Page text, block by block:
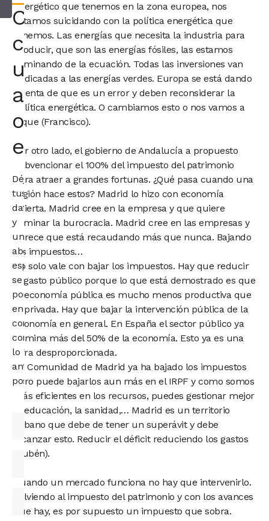
energético que tenemos en la zona europea, nos
estamos suicidando con la política energética que
tenemos. Las energías que necesita la industria para
producir, que son las energías fósiles, las estamos
eliminando de la ecuación. Todas las inversiones van
dedicadas a las energías verdes. Europa se está dando
cuenta de que es un error y deben reconsiderar la
política energética. O cambiamos esto o nos vamos a
pique (Francisco).
Por otro lado, el gobierno de Andalucía a propuesto
subvencionar el 100% del impuesto del patrimonio
para atraer a grandes fortunas. ¿Qué pasa cuando una
región hace estos? Madrid lo hizo con economía
abierta. Madrid cree en la empresa y que quiere
eliminar la burocracia. Madrid cree en las empresas y
parece que está recaudando más que nunca. Bajando
los impuestos…
No solo vale con bajar los impuestos. Hay que reducir
el gasto público porque lo que está demostrado es que
la economía pública es mucho menos productiva que
la privada. Hay que bajar la intervención pública de la
economía en general. En España el sector público ya
domina más del 50% de la economía. Esto ya es una
cifra desproporcionada.
La Comunidad de Madrid ya ha bajado los impuestos
pero puede bajarlos aun más en el IRPF y como somos
más eficientes en los recursos, puedes gestionar mejor
la educación, la sanidad,… Madrid es un territorio
urbano que debe de tener un superávit y debe
alcanzar esto. Reducir el déficit reduciendo los gastos
(Rubén).
Cuando un mercado funciona no hay que intervenirlo.
Volviendo al impuesto del patrimonio y con los avances
que hay, es por supuesto un impuesto que sobra.
Consultar
con
un
abogado
o
economista
Déjanos
tus
datos
y
un
abogado
especialista
se
pondrá
en
contacto
contigo
lo
antes
posible.